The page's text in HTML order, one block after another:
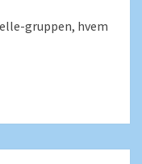
gruppen, hvem